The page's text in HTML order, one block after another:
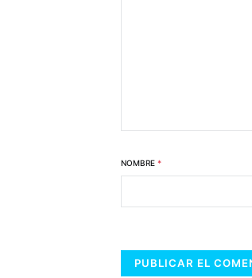
NOMBRE *